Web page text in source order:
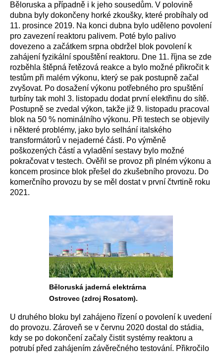
Běloruska a případně i k jeho sousedům. V polovině
dubna byly dokončeny horké zkoušky, které probíhaly od
11. prosince 2019. Na konci dubna bylo uděleno povolení
pro zavezení reaktoru palivem. Poté bylo palivo
dovezeno a začátkem srpna obdržel blok povolení k
zahájení fyzikální spouštění reaktoru. Dne 11. října se zde
rozběhla štěpná řetězová reakce a bylo možné přikročit k
testům při malém výkonu, který se pak postupně začal
zvyšovat. Po dosažení výkonu potřebného pro spuštění
turbíny tak mohl 3. listopadu dodat první elektřinu do sítě.
Postupně se zvedal výkon, takže již 9. listopadu pracoval
blok na 50 % nominálního výkonu. Při testech se objevily
i některé problémy, jako bylo selhání italského
transformátorů v nejaderné části. Po výměně
poškozených částí a vyladění sestavy bylo možné
pokračovat v testech. Ověřil se provoz při plném výkonu a
koncem prosince blok přešel do zkušebního provozu. Do
komerčního provozu by se měl dostat v první čtvrtině roku
2021.
Běloruská jaderná elektrárna
Ostrovec (zdroj Rosatom).
U druhého bloku byl zahájeno řízení o povolení k uvedení
do provozu. Zároveň se v červnu 2020 dostal do stádia,
kdy se po dokončení začaly čistit systémy reaktoru a
potrubí před zahájením závěrečného testování. Přikročilo